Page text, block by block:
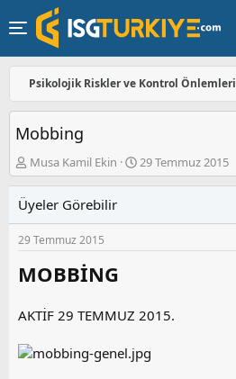
Psikolojik Riskler ve Kontrol Önlemleri
Mobbing
K
o
u
y
u
a
a
a
Musa Kamil Ekin
B
a
a
a
i
29 Temmuz 2015
Üyeler Görebilir
29 Temmuz 2015
MOBBİNG
AKTİF 29 TEMMUZ 2015.